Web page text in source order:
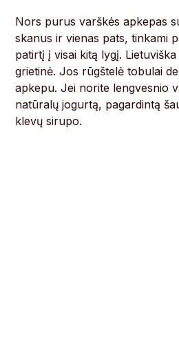
Nors purus varškės apkepas
skanus ir vienas pats, tinkami
patirtį į visai kitą lygį.
grietinė. Jos rūgštelė tobulai
apkepu. Jei norite lengvesnio
natūralų jogurtą, pagardintą
klevų sirupo.